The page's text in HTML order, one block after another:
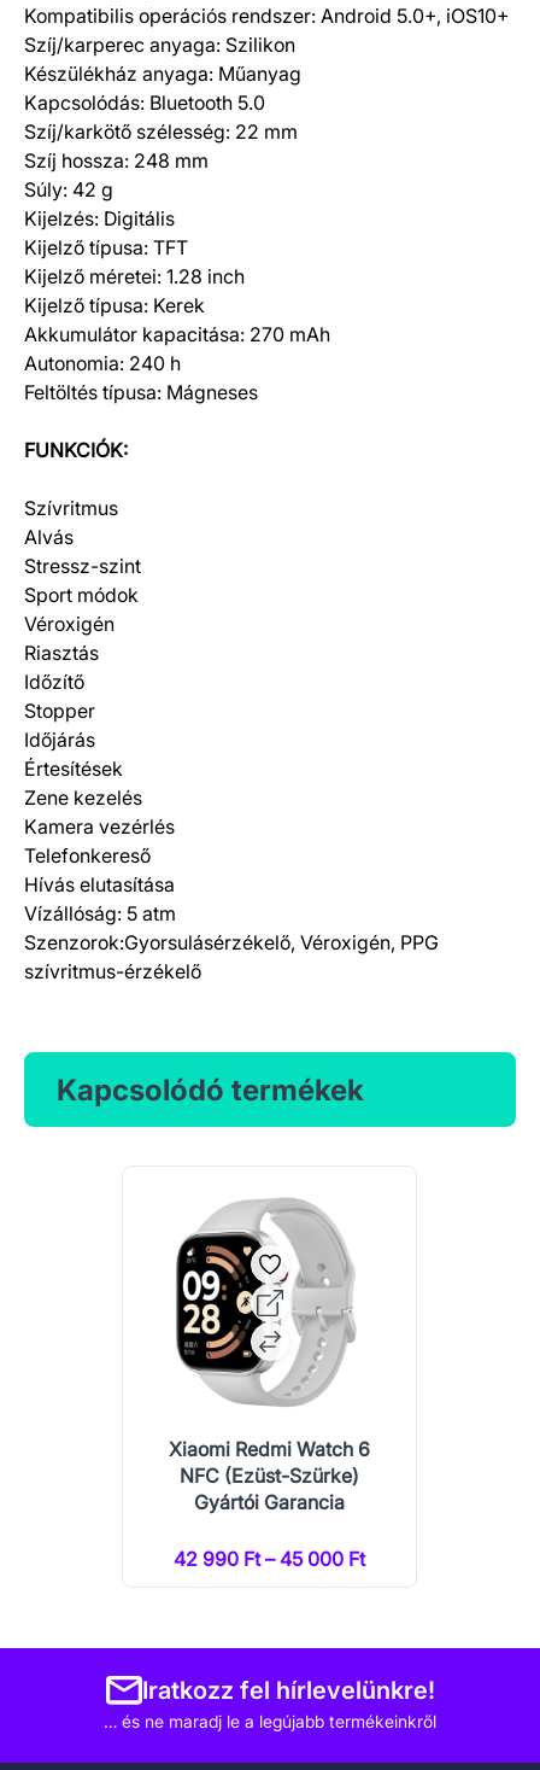
Kompatibilis operációs rendszer: Android 5.0+, iOS10+
Szíj/karperec anyaga: Szilikon
Készülékház anyaga: Műanyag
Kapcsolódás: Bluetooth 5.0
Szíj/karkötő szélesség: 22 mm
Szíj hossza: 248 mm
Súly: 42 g
Kijelzés: Digitális
Kijelző típusa: TFT
Kijelző méretei: 1.28 inch
Kijelző típusa: Kerek
Akkumulátor kapacitása: 270 mAh
Autonomia: 240 h
Feltöltés típusa: Mágneses
FUNKCIÓK:
Szívritmus
Alvás
Stressz-szint
Sport módok
Véroxigén
Riasztás
Időzítő
Stopper
Időjárás
Értesítések
Zene kezelés
Kamera vezérlés
Telefonkereső
Hívás elutasítása
Vízállóság: 5 atm
Szenzorok:Gyorsulásérzékelő, Véroxigén, PPG
szívritmus-érzékelő
Kapcsolódó termékek
Xiaomi Redmi Watch 6
NFC (Ezüst-Szürke)
Gyártói Garancia
42 990 Ft – 45 000 Ft
Iratkozz fel hírlevelünkre!
… és ne maradj le a legújabb termékeinkről